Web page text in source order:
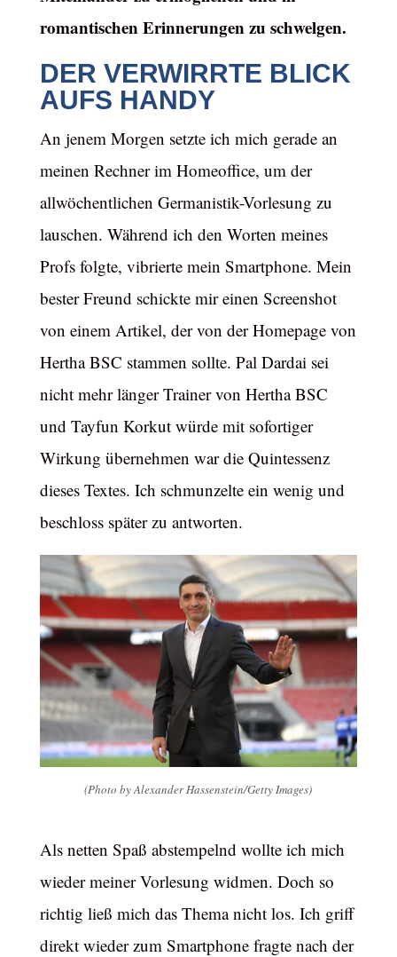
romantischen Erinnerungen zu schwelgen.
DER VERWIRRTE BLICK
AUFS HANDY
An jenem Morgen setzte ich mich gerade an
meinen Rechner im Homeoffice, um der
allwöchentlichen Germanistik-Vorlesung zu
lauschen. Während ich den Worten meines
Profs folgte, vibrierte mein Smartphone. Mein
bester Freund schickte mir einen Screenshot
von einem Artikel, der von der Homepage von
Hertha BSC stammen sollte. Pal Dardai sei
nicht mehr länger Trainer von Hertha BSC
und Tayfun Korkut würde mit sofortiger
Wirkung übernehmen war die Quintessenz
dieses Textes. Ich schmunzelte ein wenig und
beschloss später zu antworten.
(Photo by Alexander Hassenstein/Getty Images)
Als netten Spaß abstempelnd wollte ich mich
wieder meiner Vorlesung widmen. Doch so
richtig ließ mich das Thema nicht los. Ich griff
direkt wieder zum Smartphone fragte nach der